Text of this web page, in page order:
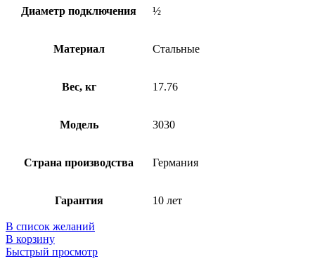
Диаметр подключения ½
Материал Стальные
Вес, кг 17.76
Модель 3030
Страна производства Германия
Гарантия 10 лет
В список желаний
В корзину
Быстрый просмотр